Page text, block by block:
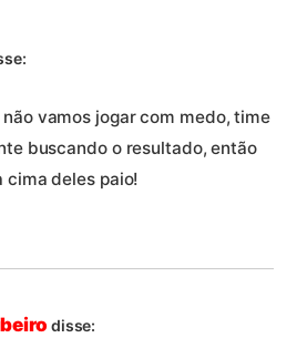
não vamos jogar com medo, time
buscando o resultado, então
cima deles paio!
disse: